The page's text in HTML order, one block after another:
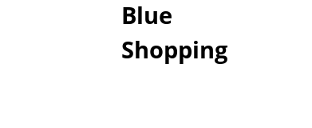
Blue
Shopping